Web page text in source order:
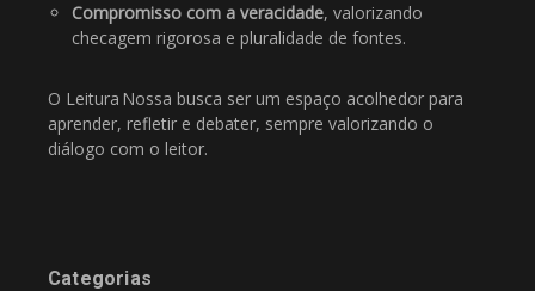
Compromisso com a veracidade, valorizando
checagem rigorosa e pluralidade de fontes.
O Leitura Nossa busca ser um espaço acolhedor para
aprender, refletir e debater, sempre valorizando o
diálogo com o leitor.
Categorias